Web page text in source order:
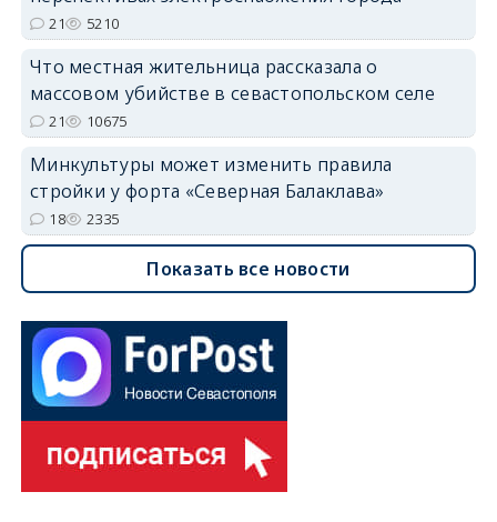
21 5210
Что местная жительница рассказала о
массовом убийстве в севастопольском селе
21 10675
Минкультуры может изменить правила
стройки у форта «Северная Балаклава»
18 2335
Показать все новости